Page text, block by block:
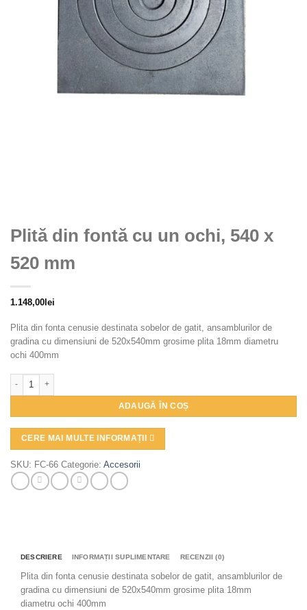
Plită din fontă cu un ochi, 540 x
520 mm
1.148,00 lei
Plita din fonta cenusie destinata sobelor de gatit, ansamblurilor de
gradina cu dimensiuni de 520x540mm grosime plita 18mm diametru
ochi 400mm
Cantitate Plită din fontă cu un ochi, 540 x 520 mm
ADAUGĂ ÎN COȘ
CERE MAI MULTE INFORMAȚII
SKU: FC-66 Categorie: Accesorii
DESCRIERE INFORMAȚII SUPLIMENTARE RECENZII (0)
Plita din fonta cenusie destinata sobelor de gatit, ansamblurilor de
gradina cu dimensiuni de 520x540mm grosime plita 18mm
diametru ochi 400mm